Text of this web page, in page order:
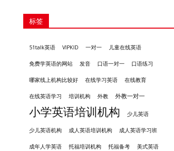
标签
51talk英语 VIPKID 一对一 儿童在线英语
免费学英语的网站 发音 口语一对一 口语练习
哪家线上机构比较好 在线学习英语 在线教育
在线英语学习 培训机构 外教 外教一对一
小学英语培训机构 少儿英语
少儿英语机构 成人英语培训机构 成人英语学习班
成年人学英语 托福培训机构 托福备考 美式英语